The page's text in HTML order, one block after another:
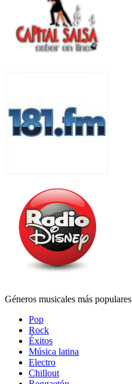
Géneros musicales más populares
Pop
Rock
Éxitos
Música latina
Electro
Chillout